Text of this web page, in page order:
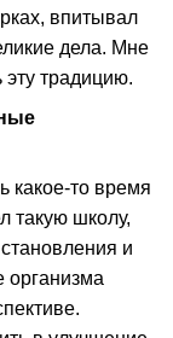
впитывал
дела. Мне
эту традицию.
какое-то время
такую школу,
и
организма